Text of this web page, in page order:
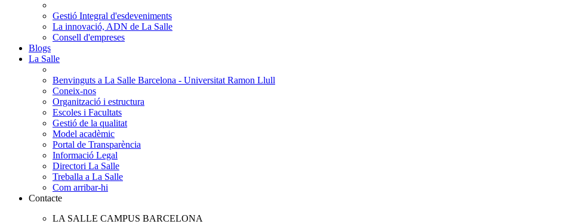
Gestió Integral d'esdeveniments
La innovació, ADN de La Salle
Consell d'empreses
Blogs
La Salle
Benvinguts a La Salle Barcelona - Universitat Ramon Llull
Coneix-nos
Organització i estructura
Escoles i Facultats
Gestió de la qualitat
Model acadèmic
Portal de Transparència
Informació Legal
Directori La Salle
Treballa a La Salle
Com arribar-hi
Contacte
LA SALLE CAMPUS BARCELONA